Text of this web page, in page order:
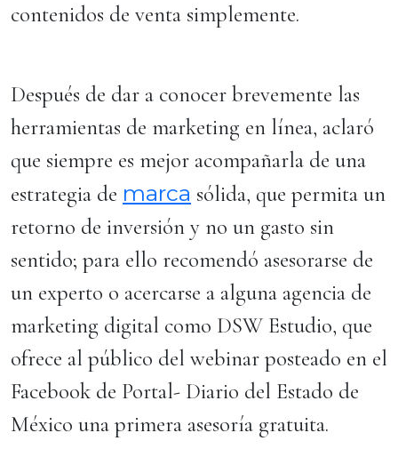
contenidos de venta simplemente.
Después de dar a conocer brevemente las
herramientas de marketing en línea, aclaró
que siempre es mejor acompañarla de una
estrategia de marca sólida, que permita un
retorno de inversión y no un gasto sin
sentido; para ello recomendó asesorarse de
un experto o acercarse a alguna agencia de
marketing digital como DSW Estudio, que
ofrece al público del webinar posteado en el
Facebook de Portal- Diario del Estado de
México una primera asesoría gratuita.